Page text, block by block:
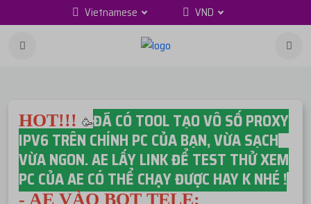
Vietnamese VND
HOT!!! 🥳ĐÃ CÓ TOOL TẠO VÔ SỐ PROXY
IPV6 TRÊN CHÍNH PC CỦA BẠN, VỪA SẠCH
VỪA NGON. AE LẤY LINK ĐỂ TEST THỬ XEM
PC CỦA AE CÓ THỂ CHẠY ĐƯỢC HAY K NHÉ !
- AE VÀO BOT TELE: